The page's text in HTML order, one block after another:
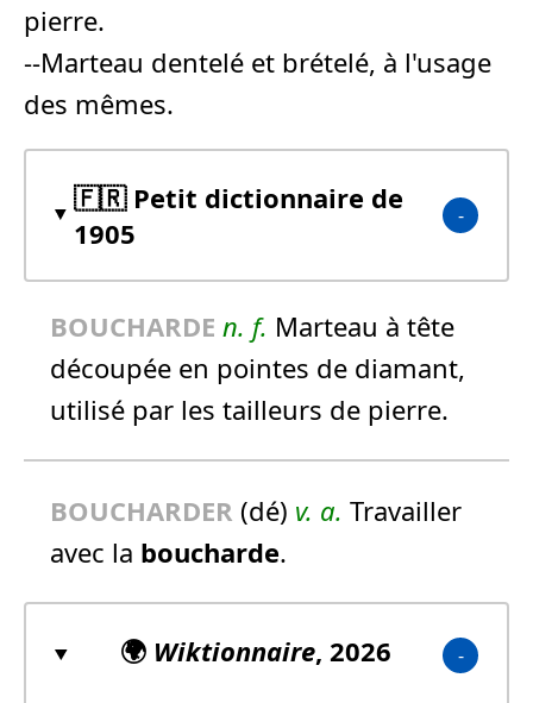
pierre.
--Marteau dentelé et brételé, à l'usage
des mêmes.
🇫🇷 Petit dictionnaire de
1905
BOUCHARDE n. f. Marteau à tête
découpée en pointes de diamant,
utilisé par les tailleurs de pierre.
BOUCHARDER (dé) v. a. Travailler
avec la boucharde.
🌍 Wiktionnaire, 2026